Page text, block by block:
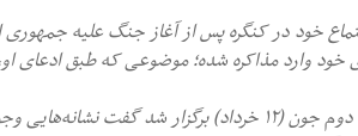
خود در کنگره پس از آغاز جنگ علیه جمهوری
خود وارد مذاکره شده؛ موضوعی که طبق ادعای
-روبیو در جلسه کمیته روابط خارجی سنا که سه‌شنبه دوم جون (۱۲ خرداد) برگزار شد